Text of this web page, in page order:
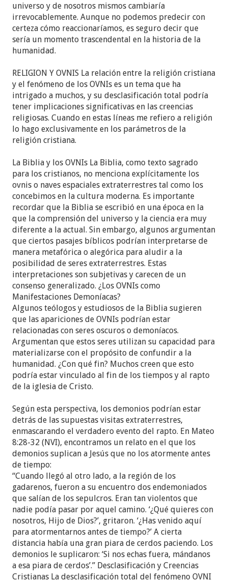
universo y de nosotros mismos cambiaría
irrevocablemente. Aunque no podemos predecir con
certeza cómo reaccionaríamos, es seguro decir que
sería un momento trascendental en la historia de la
humanidad.
RELIGION Y OVNIS La relación entre la religión cristiana
y el fenómeno de los OVNIs es un tema que ha
intrigado a muchos, y su desclasificación total podría
tener implicaciones significativas en las creencias
religiosas. Cuando en estas líneas me refiero a religión
lo hago exclusivamente en los parámetros de la
religión cristiana.
La Biblia y los OVNIs La Biblia, como texto sagrado
para los cristianos, no menciona explícitamente los
ovnis o naves espaciales extraterrestres tal como los
concebimos en la cultura moderna. Es importante
recordar que la Biblia se escribió en una época en la
que la comprensión del universo y la ciencia era muy
diferente a la actual. Sin embargo, algunos argumentan
que ciertos pasajes bíblicos podrían interpretarse de
manera metafórica o alegórica para aludir a la
posibilidad de seres extraterrestres. Estas
interpretaciones son subjetivas y carecen de un
consenso generalizado. ¿Los OVNIs como
Manifestaciones Demoníacas?
Algunos teólogos y estudiosos de la Biblia sugieren
que las apariciones de OVNIs podrían estar
relacionadas con seres oscuros o demoníacos.
Argumentan que estos seres utilizan su capacidad para
materializarse con el propósito de confundir a la
humanidad. ¿Con qué fin? Muchos creen que esto
podría estar vinculado al fin de los tiempos y al rapto
de la iglesia de Cristo.
Según esta perspectiva, los demonios podrían estar
detrás de las supuestas visitas extraterrestres,
enmascarando el verdadero evento del rapto. En Mateo
8:28-32 (NVI), encontramos un relato en el que los
demonios suplican a Jesús que no los atormente antes
de tiempo:
“Cuando llegó al otro lado, a la región de los
gadarenos, fueron a su encuentro dos endemoniados
que salían de los sepulcros. Eran tan violentos que
nadie podía pasar por aquel camino. ‘¿Qué quieres con
nosotros, Hijo de Dios?’, gritaron. ‘¿Has venido aquí
para atormentarnos antes de tiempo?’ A cierta
distancia había una gran piara de cerdos paciendo. Los
demonios le suplicaron: ‘Si nos echas fuera, mándanos
a esa piara de cerdos’.” Desclasificación y Creencias
Cristianas La desclasificación total del fenómeno OVNI